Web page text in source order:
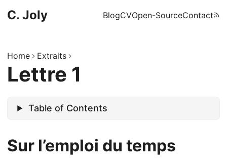
C. Joly BlogCVOpen-SourceContact
Home Extraits
Lettre 1
Table of Contents
Sur l’emploi du temps